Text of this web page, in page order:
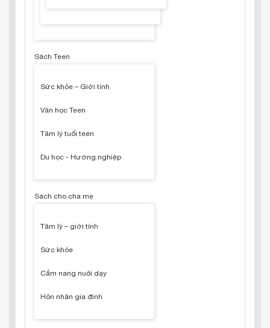
Sách Teen
Sức khỏe – Giới tính
Văn học Teen
Tâm lý tuổi teen
Du học - Hướng nghiệp
Sách cho cha mẹ
Tâm lý – giới tính
Sức khỏe
Cẩm nang nuôi dạy
Hôn nhân gia đình